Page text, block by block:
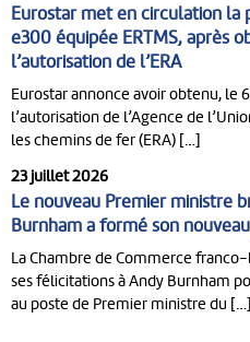
Eurostar met en circulation la
e300 équipée ERTMS, après
l’autorisation de l’ERA
Eurostar annonce avoir obtenu, le
l’autorisation de l’Agence de
les chemins de fer (ERA) […]
23 juillet 2026
Le nouveau Premier ministre
Burnham a formé son
La Chambre de Commerce
ses félicitations à Andy Burnham
au poste de Premier ministre du […]